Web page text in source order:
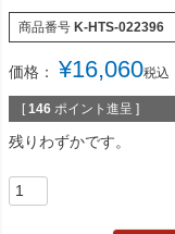
商品番号 K-HTS-022396
価格： ¥16,060税込
[ 146 ポイント進呈 ]
残りわずかです。